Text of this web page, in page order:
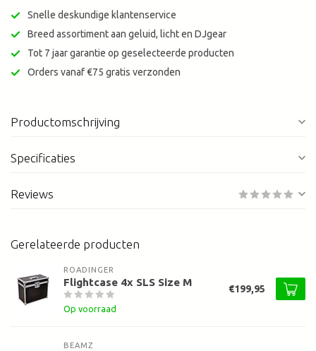
Snelle deskundige klantenservice
Breed assortiment aan geluid, licht en DJgear
Tot 7 jaar garantie op geselecteerde producten
Orders vanaf €75 gratis verzonden
Productomschrijving
Specificaties
Reviews
Gerelateerde producten
ROADINGER
Flightcase 4x SLS Size M
Op voorraad
€199,95
BEAMZ